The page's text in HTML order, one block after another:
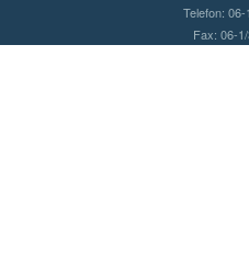
Telefon:
Fax: 06-